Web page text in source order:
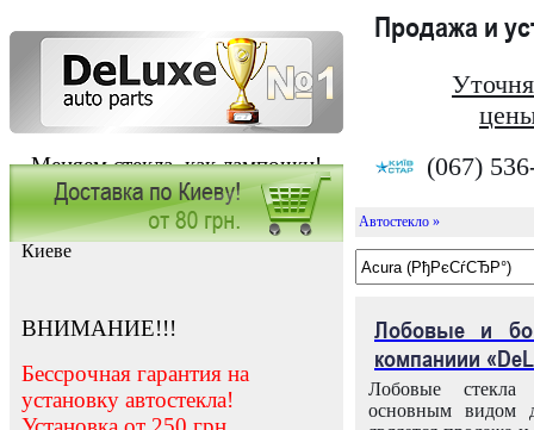
Меняем стекла, как лампочки!
Продажа и
(067)
Заказать установку автостекла в
Киеве
ВНИМАНИЕ!!!
Бессрочная гарантия на
установку автостекла!
Автостекло »
Лобовые и
компаниии
Лобовые
основным видом